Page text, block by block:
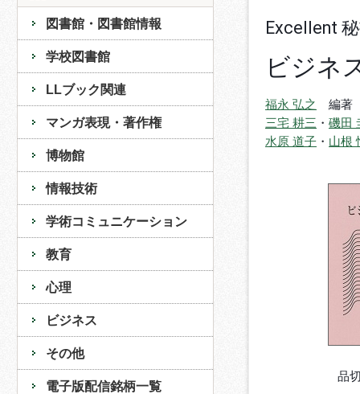
図書館・図書館情報
学校図書館
LLブック関連
マンガ表現・著作権
博物館
情報技術
学術コミュニケーション
教育
心理
ビジネス
その他
電子版配信銘柄一覧
Excellent
ビジネ
福永 弘之
編著
三宅 耕三 ・ 磯田
水原 道子 ・ 山根
品